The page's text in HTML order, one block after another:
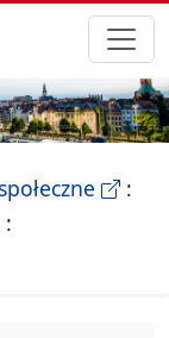
Publicznej
-
Szczecin